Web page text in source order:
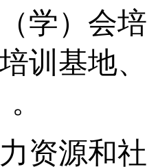
学）会
训基地
资源和